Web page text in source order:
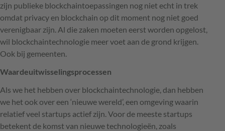
zijn publieke blockchaintoepassingen nog niet echt in trek
omdat privacy en blockchain op dit moment nog niet goed
verenigbaar zijn. Al die zaken moeten eerst worden opgelost,
wil blockchaintechnologie meer voet aan de grond krijgen.
Ook bij gemeenten.
Waardeuitwisselingsprocessen
Als we het hebben over blockchaintechnologie, dan hebben
we het ook over een ‘nieuwe wereld’, een omgeving waarin
relatief veel startups actief zijn. Voor de meeste startups
betekent de komst van nieuwe technologieën, zoals